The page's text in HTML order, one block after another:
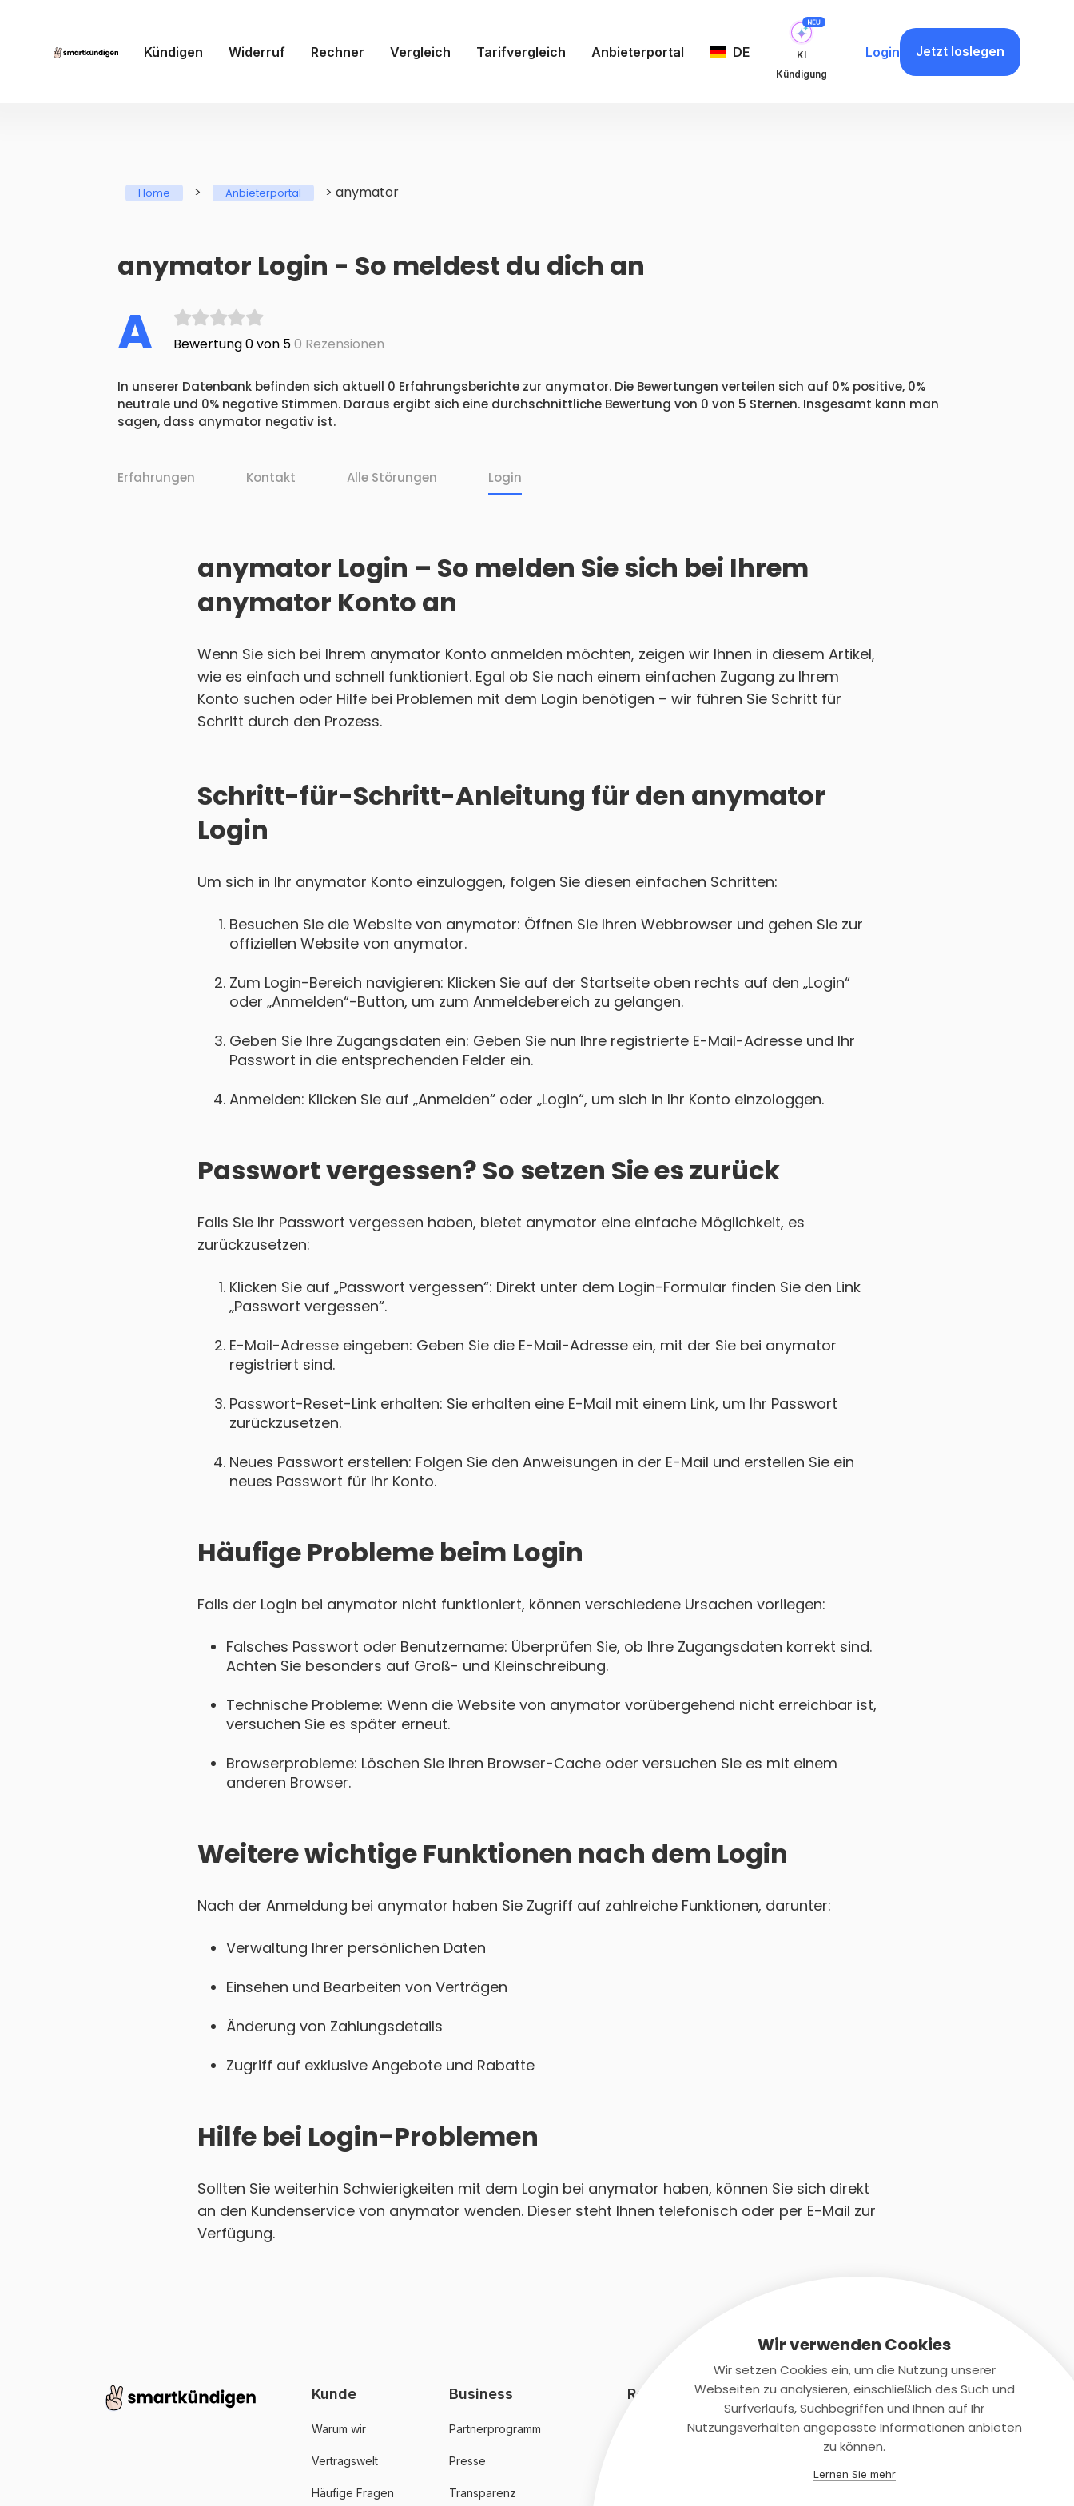
Kündigen Widerruf Rechner Vergleich Tarifvergleich Anbieterportal DE
KI
Kündigung
Login Jetzt loslegen
Home > Anbieterportal > anymator
anymator Login - So meldest du dich an
A Bewertung 0 von 50 Rezensionen
In unserer Datenbank befinden sich aktuell 0 Erfahrungsberichte zur anymator. Die Bewertungen verteilen sich auf 0% positive, 0%
neutrale und 0% negative Stimmen. Daraus ergibt sich eine durchschnittliche Bewertung von 0 von 5 Sternen. Insgesamt kann man
sagen, dass anymator negativ ist.
Erfahrungen Kontakt Alle Störungen Login
anymator Login – So melden Sie sich bei Ihrem
anymator Konto an
Wenn Sie sich bei Ihrem anymator Konto anmelden möchten, zeigen wir Ihnen in diesem Artikel,
wie es einfach und schnell funktioniert. Egal ob Sie nach einem einfachen Zugang zu Ihrem
Konto suchen oder Hilfe bei Problemen mit dem Login benötigen – wir führen Sie Schritt für
Schritt durch den Prozess.
Schritt-für-Schritt-Anleitung für den anymator
Login
Um sich in Ihr anymator Konto einzuloggen, folgen Sie diesen einfachen Schritten:
Besuchen Sie die Website von anymator: Öffnen Sie Ihren Webbrowser und gehen Sie zur
offiziellen Website von anymator.
Zum Login-Bereich navigieren: Klicken Sie auf der Startseite oben rechts auf den „Login“
oder „Anmelden“-Button, um zum Anmeldebereich zu gelangen.
Geben Sie Ihre Zugangsdaten ein: Geben Sie nun Ihre registrierte E-Mail-Adresse und Ihr
Passwort in die entsprechenden Felder ein.
Anmelden: Klicken Sie auf „Anmelden“ oder „Login“, um sich in Ihr Konto einzologgen.
Passwort vergessen? So setzen Sie es zurück
Falls Sie Ihr Passwort vergessen haben, bietet anymator eine einfache Möglichkeit, es
zurückzusetzen:
Klicken Sie auf „Passwort vergessen“: Direkt unter dem Login-Formular finden Sie den Link
„Passwort vergessen“.
E-Mail-Adresse eingeben: Geben Sie die E-Mail-Adresse ein, mit der Sie bei anymator
registriert sind.
Passwort-Reset-Link erhalten: Sie erhalten eine E-Mail mit einem Link, um Ihr Passwort
zurückzusetzen.
Neues Passwort erstellen: Folgen Sie den Anweisungen in der E-Mail und erstellen Sie ein
neues Passwort für Ihr Konto.
Häufige Probleme beim Login
Falls der Login bei anymator nicht funktioniert, können verschiedene Ursachen vorliegen:
Falsches Passwort oder Benutzername: Überprüfen Sie, ob Ihre Zugangsdaten korrekt sind.
Achten Sie besonders auf Groß- und Kleinschreibung.
Technische Probleme: Wenn die Website von anymator vorübergehend nicht erreichbar ist,
versuchen Sie es später erneut.
Browserprobleme: Löschen Sie Ihren Browser-Cache oder versuchen Sie es mit einem
anderen Browser.
Weitere wichtige Funktionen nach dem Login
Nach der Anmeldung bei anymator haben Sie Zugriff auf zahlreiche Funktionen, darunter:
Verwaltung Ihrer persönlichen Daten
Einsehen und Bearbeiten von Verträgen
Änderung von Zahlungsdetails
Zugriff auf exklusive Angebote und Rabatte
Hilfe bei Login-Problemen
Sollten Sie weiterhin Schwierigkeiten mit dem Login bei anymator haben, können Sie sich direkt
an den Kundenservice von anymator wenden. Dieser steht Ihnen telefonisch oder per E-Mail zur
Verfügung.
Kunde
Warum wir
Vertragswelt
Häufige Fragen
Business
Partnerprogramm
Presse
Transparenz
Rechtliches Kontaktiere uns
+(49)2131/708-4280
Wir verwenden Cookies
Wir setzen Cookies ein, um die Nutzung unserer
Webseiten zu analysieren, einschließlich des Such und
Surfverlaufs, Suchbegriffen und Ihnen auf Ihr
Nutzungsverhalten angepasste Informationen anbieten
zu können.
Lernen Sie mehr